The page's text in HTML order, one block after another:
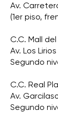
Av.
(1er piso,
C.C. Mall del
Av. Los
Segundo
C.C. Real
Av.
Segundo